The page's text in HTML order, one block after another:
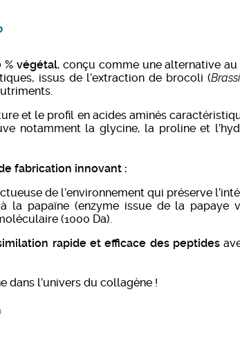
% végétal, conçu comme une alternative
issus de l’extraction de brocoli (
et le profil en acides aminés
notamment la glycine, la proline et
fabrication innovant :
de l’environnement qui préserve
la papaïne (enzyme issue de la papaye
(1000 Da).
rapide et efficace des peptides
dans l’univers du collagène !